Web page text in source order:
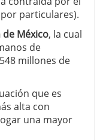
avances
particulares).
México, la cual
de
millones de
que es
alta con
una mayor